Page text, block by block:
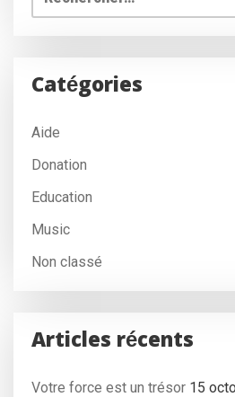
Catégories
Aide
Donation
Education
Music
Non classé
Articles récents
Votre force est un trésor 15